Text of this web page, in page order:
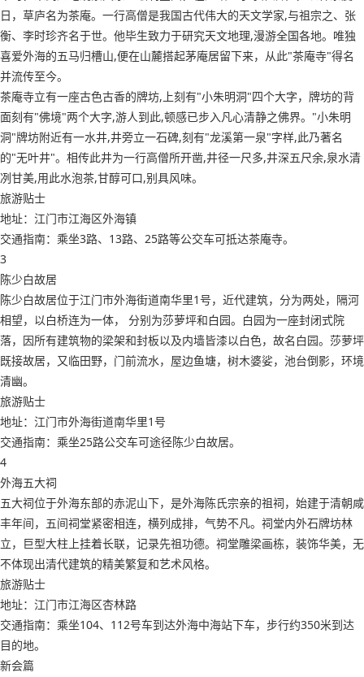
日，草庐名为茶庵。一行高僧是我国古代伟大的天文学家,与祖宗之、张
衡、李时珍齐名于世。他毕生致力于研究天文地理,漫游全国各地。唯独
喜爱外海的五马归槽山,便在山麓搭起茅庵居留下来，从此"茶庵寺"得名
并流传至今。
茶庵寺立有一座古色古香的牌坊,上刻有"小朱明洞"四个大字，牌坊的背
面刻有"佛境"两个大字,游人到此,顿感已步入凡心清静之佛界。"小朱明
洞"牌坊附近有一水井,井旁立一石碑,刻有"龙溪第一泉"字样,此乃著名
的"无叶井"。相传此井为一行高僧所开凿,井径一尺多,井深五尺余,泉水清
冽甘美,用此水泡茶,甘醇可口,别具风味。
旅游贴士
地址：江门市江海区外海镇
交通指南：乘坐3路、13路、25路等公交车可抵达茶庵寺。
3
陈少白故居
陈少白故居位于江门市外海街道南华里1号，近代建筑，分为两处，隔河
相望，以白桥连为一体， 分别为莎萝坪和白园。白园为一座封闭式院
落，因所有建筑物的梁架和封板以及内墙皆漆以白色，故名白园。莎萝坪
既接故居，又临田野，门前流水，屋边鱼塘，树木婆娑，池台倒影，环境
清幽。
旅游贴士
地址：江门市外海街道南华里1号
交通指南：乘坐25路公交车可途径陈少白故居。
4
外海五大祠
五大祠位于外海东部的赤泥山下，是外海陈氏宗亲的祖祠，始建于清朝咸
丰年间，五间祠堂紧密相连，横列成排，气势不凡。祠堂内外石牌坊林
立，巨型大柱上挂着长联，记录先祖功德。祠堂雕梁画栋，装饰华美，无
不体现出清代建筑的精美繁复和艺术风格。
旅游贴士
地址：江门市江海区杏林路
交通指南：乘坐104、112号车到达外海中海站下车，步行约350米到达
目的地。
新会篇